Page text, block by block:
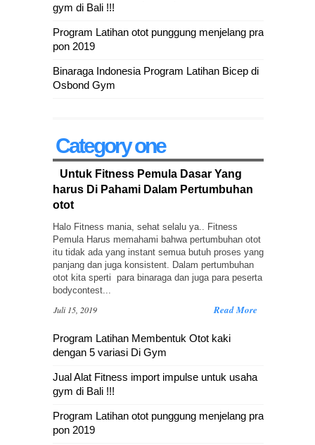
gym di Bali !!!
Program Latihan otot punggung menjelang pra
pon 2019
Binaraga Indonesia Program Latihan Bicep di
Osbond Gym
Category one
Untuk Fitness Pemula Dasar Yang
harus Di Pahami Dalam Pertumbuhan
otot
Halo Fitness mania, sehat selalu ya.. Fitness
Pemula Harus memahami bahwa pertumbuhan otot
itu tidak ada yang instant semua butuh proses yang
panjang dan juga konsistent. Dalam pertumbuhan
otot kita sperti para binaraga dan juga para peserta
bodycontest...
Juli 15, 2019 Read More
Program Latihan Membentuk Otot kaki
dengan 5 variasi Di Gym
Jual Alat Fitness import impulse untuk usaha
gym di Bali !!!
Program Latihan otot punggung menjelang pra
pon 2019